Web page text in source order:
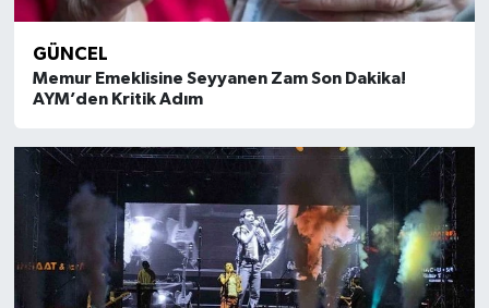
GÜNCEL
Memur Emeklisine Seyyanen Zam Son Dakika!
AYM’den Kritik Adım